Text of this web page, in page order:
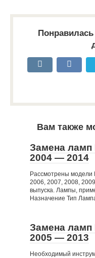
Вам также
Замена ламп
2004 — 2014
Рассмотрены модели
2006, 2007, 2008,
выпуска. Лампы,
Назначение Тип
Замена ламп
2005 — 2013
Необходимый